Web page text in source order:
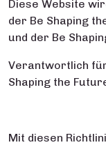
Diese Website
der Be Shaping
und der Be
Verantwortlich
Shaping the
Mit diesen